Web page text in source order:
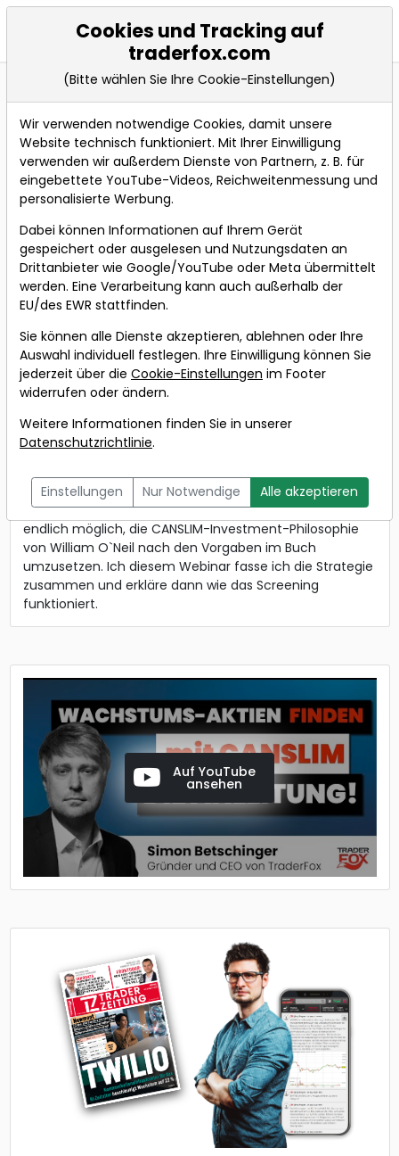
Events
Bevorstehende Webinare Alle Aufzeichnungen
Über neue Webinare per
Telegram oder Email
informieren lassen.
Webinare-Alert
Die ultimative
Anleitung zu
William O'Neil's
CANLSIM-Growth-
Strategie
Referent:Simon
Wann: Freitag, 25. Juni
Die neuen Versionen der TraderFox Aktien-Screener
unterstützen Multi-Stock-Indicators. Damit ist es nun
endlich möglich, die CANSLIM-Investment-Philosophie
von William O`Neil nach den Vorgaben im Buch
umzusetzen. Ich diesem Webinar fasse ich die Strategie
zusammen und erkläre dann wie das Screening
funktioniert.
Auf YouTube
ansehen
Cookies und Tracking auf
traderfox.com
(Bitte wählen Sie Ihre Cookie-Einstellungen)
Wir verwenden notwendige Cookies, damit unsere
Website technisch funktioniert. Mit Ihrer Einwilligung
verwenden wir außerdem Dienste von Partnern, z. B. für
eingebettete YouTube-Videos, Reichweitenmessung und
personalisierte Werbung.
Dabei können Informationen auf Ihrem Gerät
gespeichert oder ausgelesen und Nutzungsdaten an
Drittanbieter wie Google/YouTube oder Meta übermittelt
werden. Eine Verarbeitung kann auch außerhalb der
EU/des EWR stattfinden.
Sie können alle Dienste akzeptieren, ablehnen oder Ihre
Auswahl individuell festlegen. Ihre Einwilligung können Sie
jederzeit über die Cookie-Einstellungen im Footer
widerrufen oder ändern.
Weitere Informationen finden Sie in unserer
Datenschutzrichtlinie.
Einstellungen Nur Notwendige Alle akzeptieren